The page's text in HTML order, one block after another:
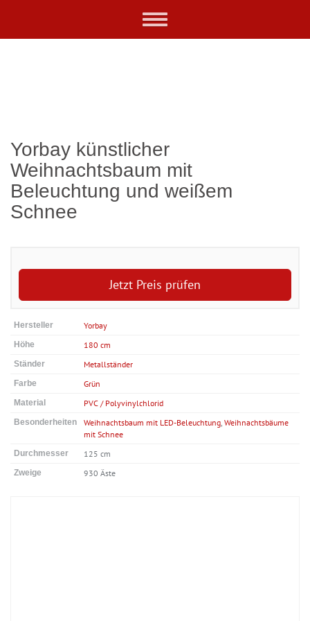
Toggle
Yorbay künstlicher
Weihnachtsbaum mit
Beleuchtung und weißem
Schnee
Jetzt Preis prüfen
Hersteller Yorbay
Höhe 180 cm
Ständer Metallständer
Farbe Grün
Material PVC / Polyvinylchlorid
Besonderheiten Weihnachtsbaum mit LED-Beleuchtung Weihnachtsbäume
mit Schnee
Durchmesser 125 cm
Zweige 930 Äste